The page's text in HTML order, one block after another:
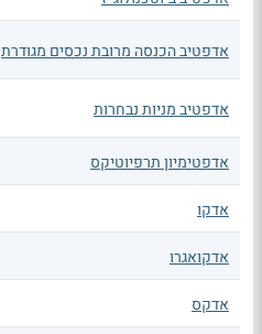
אדפטיב הכנסה מרובת נכסים מגודרת
אדפטיב מניות נבחרות
אדפטימיון תרפיוטיקס
אדקו
אדקואגרו
אדקס